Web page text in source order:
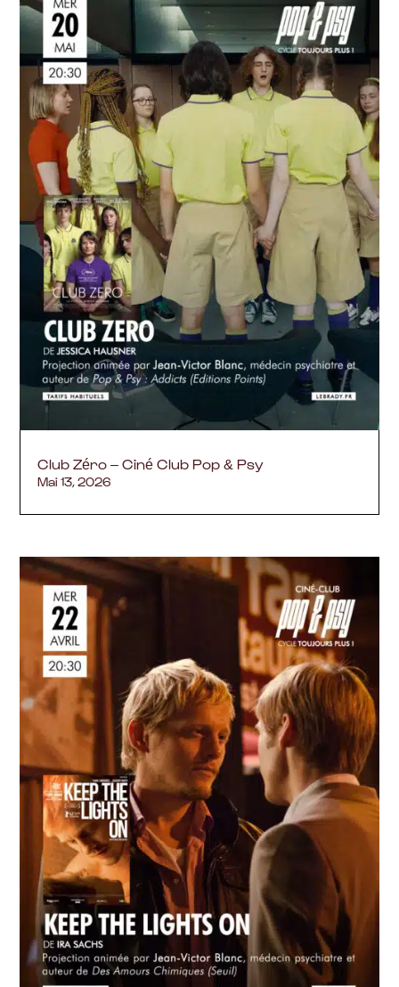
Club Zéro – Ciné Club Pop & Psy
Mai 13, 2026